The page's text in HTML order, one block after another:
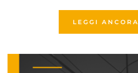
LEGGI ANCORA